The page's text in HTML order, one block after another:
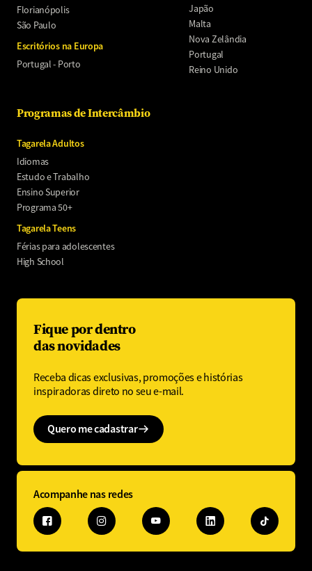
Florianópolis
São Paulo
Escritórios na Europa
Portugal - Porto
Japão
Malta
Nova Zelândia
Portugal
Reino Unido
Programas de Intercâmbio
Tagarela Adultos
Idiomas
Estudo e Trabalho
Ensino Superior
Programa 50+
Tagarela Teens
Férias para adolescentes
High School
Fique por dentro
das novidades
Receba dicas exclusivas, promoções e histórias
inspiradoras direto no seu e-mail.
Quero me cadastrar
Acompanhe nas redes